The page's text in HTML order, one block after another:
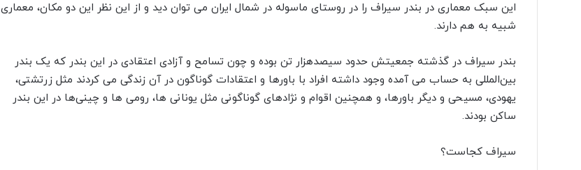
این سبک معماری در بندر سیراف را در روستای ماسوله در شمال ایران می توان دید و از این نظر این دو مکان، معماری
شبیه به هم دارند.
بندر سیراف در گذشته جمعیتش حدود سیصدهزار تن بوده و چون تسامح و آزادی اعتقادی در این بندر که یک بندر
بین‌المللی به حساب می آمده وجود داشته افراد با باورها و اعتقادات گوناگون در آن زندگی می کردند مثل زرتشتی،
یهودی، مسیحی و دیگر باورها، و همچنین اقوام و نژادهای گوناگونی مثل یونانی ها، رومی ها و چینی‌ها در این بندر
ساکن بودند.
سیراف کجاست؟